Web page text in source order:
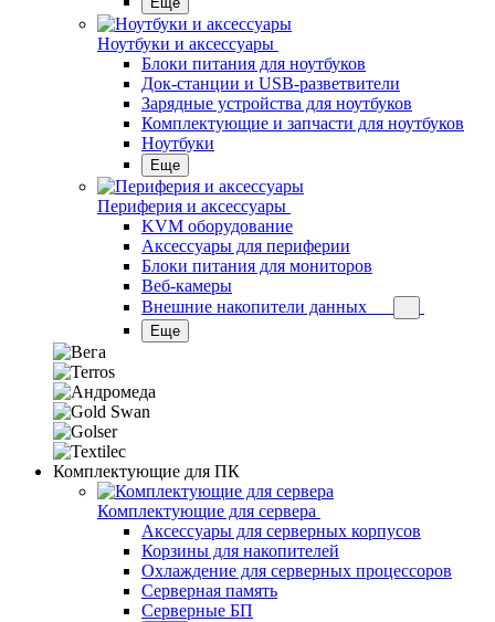
Ноутбуки и аксессуары
Блоки питания для ноутбуков
Док-станции и USB-разветвители
Зарядные устройства для ноутбуков
Комплектующие и запчасти для ноутбуков
Ноутбуки
Еще
Периферия и аксессуары
KVM оборудование
Аксессуары для периферии
Блоки питания для мониторов
Веб-камеры
Внешние накопители данных
Еще
Комплектующие для ПК
Комплектующие для сервера
Аксессуары для серверных корпусов
Корзины для накопителей
Охлаждение для серверных процессоров
Серверная память
Серверные БП